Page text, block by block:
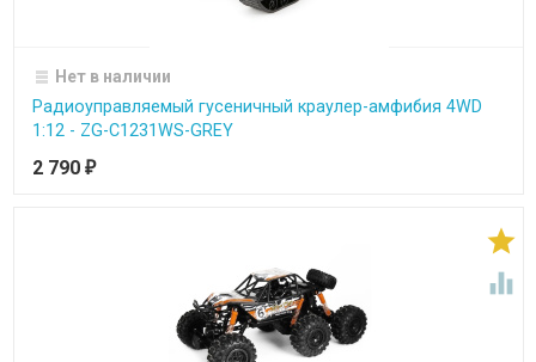
Нет в наличии
Радиоуправляемый гусеничный краулер-амфибия 4WD
1:12 - ZG-C1231WS-GREY
2 790 ₽

